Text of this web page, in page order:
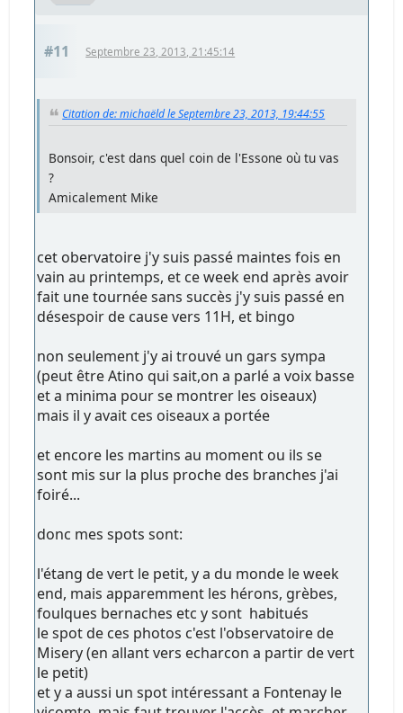
#11 Septembre 23, 2013, 21:45:14
Citation de: michaëld le Septembre 23, 2013, 19:44:55
Bonsoir, c'est dans quel coin de l'Essone où tu vas
?
Amicalement Mike
cet obervatoire j'y suis passé maintes fois en
vain au printemps, et ce week end après avoir
fait une tournée sans succès j'y suis passé en
désespoir de cause vers 11H, et bingo
non seulement j'y ai trouvé un gars sympa
(peut être Atino qui sait,on a parlé a voix basse
et a minima pour se montrer les oiseaux)
mais il y avait ces oiseaux a portée
et encore les martins au moment ou ils se
sont mis sur la plus proche des branches j'ai
foiré...
donc mes spots sont:
l'étang de vert le petit, y a du monde le week
end, mais apparemment les hérons, grèbes,
foulques bernaches etc y sont habitués
le spot de ces photos c'est l'observatoire de
Misery (en allant vers echarcon a partir de vert
le petit)
et y a aussi un spot intéressant a Fontenay le